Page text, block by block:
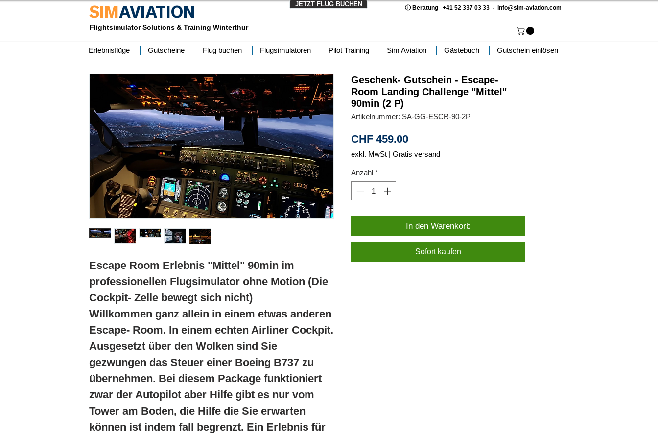
SIMAVIATION
Flightsimulator Solutions & Training Winterthur
ⓘ Beratung +41 52 337 03 33 - info@sim-aviation.com
Erlebnisflüge Gutscheine Flug buchen Flugsimulatoren Pilot Training Sim Aviation Gästebuch Gutschein einlösen
JETZT FLUG BUCHEN
Escape Room Erlebnis "Mittel" 90min im
professionellen Flugsimulator ohne Motion (Die
Cockpit- Zelle bewegt sich nicht)
Willkommen ganz allein in einem etwas anderen
Escape- Room. In einem echten Airliner Cockpit.
Ausgesetzt über den Wolken sind Sie
gezwungen das Steuer einer Boeing B737 zu
übernehmen. Bei diesem Package funktioniert
zwar der Autopilot aber Hilfe gibt es nur vom
Tower am Boden, die Hilfe die Sie erwarten
können ist indem fall begrenzt. Ein Erlebnis für
Geschenk- Gutschein - Escape-
Room Landing Challenge "Mittel"
90min (2 P)
Artikelnummer: SA-GG-ESCR-90-2P
CHF 459.00Preis
exkl. MwSt | Gratis versand
Anzahl *
In den Warenkorb
Sofort kaufen